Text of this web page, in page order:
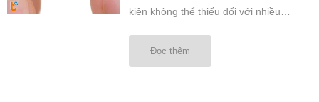
kiện không thể thiếu đối với nhiều
nào khác, chúng cũng có thể gặp phải
các vấn đề kỹ thuật. Việc tìm một nơi
Đọc thêm